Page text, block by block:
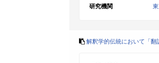
研究機関
解釈学的伝統において「